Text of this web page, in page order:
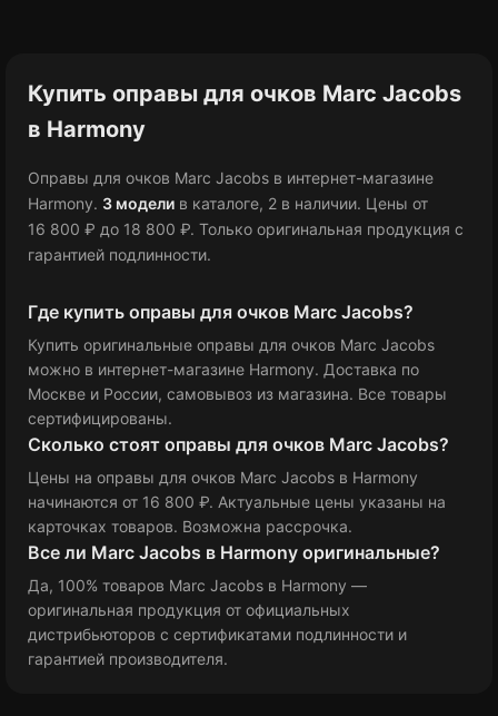
Купить оправы для очков Marc Jacobs
в Harmony
Оправы для очков Marc Jacobs в интернет-магазине
Harmony. 3 модели в каталоге, 2 в наличии. Цены от
16 800 ₽ до 18 800 ₽. Только оригинальная продукция с
гарантией подлинности.
Где купить оправы для очков Marc Jacobs?
Купить оригинальные оправы для очков Marc Jacobs
можно в интернет-магазине Harmony. Доставка по
Москве и России, самовывоз из магазина. Все товары
сертифицированы.
Сколько стоят оправы для очков Marc Jacobs?
Цены на оправы для очков Marc Jacobs в Harmony
начинаются от 16 800 ₽. Актуальные цены указаны на
карточках товаров. Возможна рассрочка.
Все ли Marc Jacobs в Harmony оригинальные?
Да, 100% товаров Marc Jacobs в Harmony —
оригинальная продукция от официальных
дистрибьюторов с сертификатами подлинности и
гарантией производителя.